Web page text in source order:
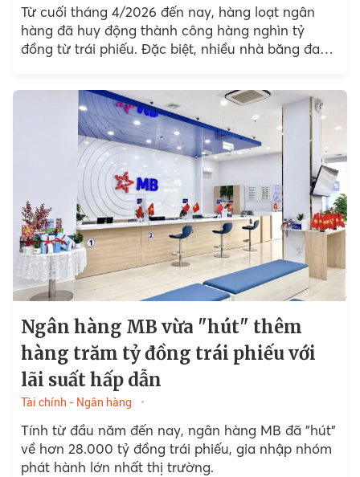
Từ cuối tháng 4/2026 đến nay, hàng loạt ngân
hàng đã huy động thành công hàng nghìn tỷ
đồng từ trái phiếu. Đặc biệt, nhiều nhà băng đang
Ngân hàng MB vừa "hút" thêm
hàng trăm tỷ đồng trái phiếu với
lãi suất hấp dẫn
Tài chính - Ngân hàng
Tính từ đầu năm đến nay, ngân hàng MB đã "hút"
về hơn 28.000 tỷ đồng trái phiếu, gia nhập nhóm
phát hành lớn nhất thị trường.